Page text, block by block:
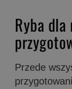
Ryba
Przede